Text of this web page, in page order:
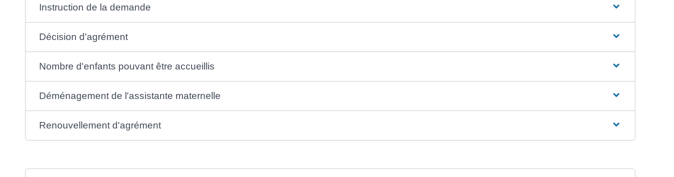
Instruction de la demande
Décision d'agrément
Nombre d'enfants pouvant être accueillis
Déménagement de l'assistante maternelle
Renouvellement d'agrément